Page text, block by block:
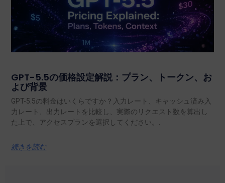
GPT-5.5の価格設定解説：プラン、トークン、お
よび背景
GPT-5.5の料金はいくらですか？入力レート、キャッシュ済み入
力レート、出力レートを比較し、実際のリクエスト数を算出し
た上で、アクセスプランを選択してください。.
続きを読む